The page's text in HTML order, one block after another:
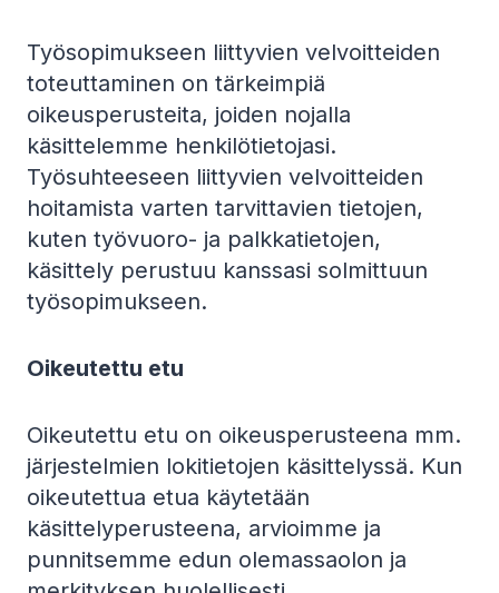
Työsopimukseen liittyvien velvoitteiden
toteuttaminen on tärkeimpiä
oikeusperusteita, joiden nojalla
käsittelemme henkilötietojasi.
Työsuhteeseen liittyvien velvoitteiden
hoitamista varten tarvittavien tietojen,
kuten työvuoro- ja palkkatietojen,
käsittely perustuu kanssasi solmittuun
työsopimukseen.
Oikeutettu etu
Oikeutettu etu on oikeusperusteena mm.
järjestelmien lokitietojen käsittelyssä. Kun
oikeutettua etua käytetään
käsittelyperusteena, arvioimme ja
punnitsemme edun olemassaolon ja